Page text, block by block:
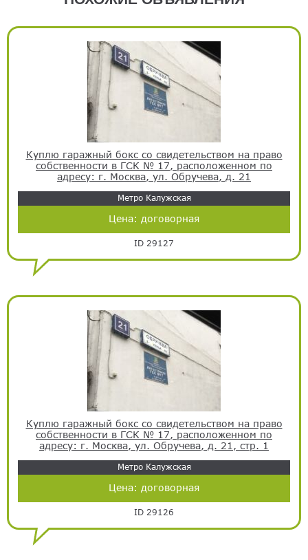
Куплю гаражный бокс со свидетельством на право
собственности в ГСК № 17, расположенном по
адресу: г. Москва, ул. Обручева, д. 21
Метро Калужская
Цена: договорная
ID 29127
Куплю гаражный бокс со свидетельством на право
собственности в ГСК № 17, расположенном по
адресу: г. Москва, ул. Обручева, д. 21, стр. 1
Метро Калужская
Цена: договорная
ID 29126